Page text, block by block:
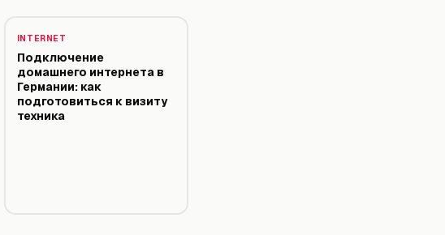
INTERNET
Подключение
домашнего интернета в
Германии: как
подготовиться к визиту
техника